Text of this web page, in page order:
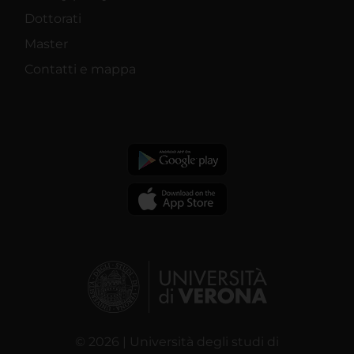
Dottorati
Master
Contatti e mappa
© 2026 | Università degli studi di